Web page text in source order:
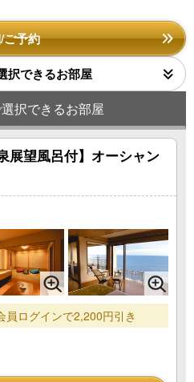
ご予約
択できるお部屋
択できるお部屋
展望風呂付】オーシャン
ログインで2,200円引き